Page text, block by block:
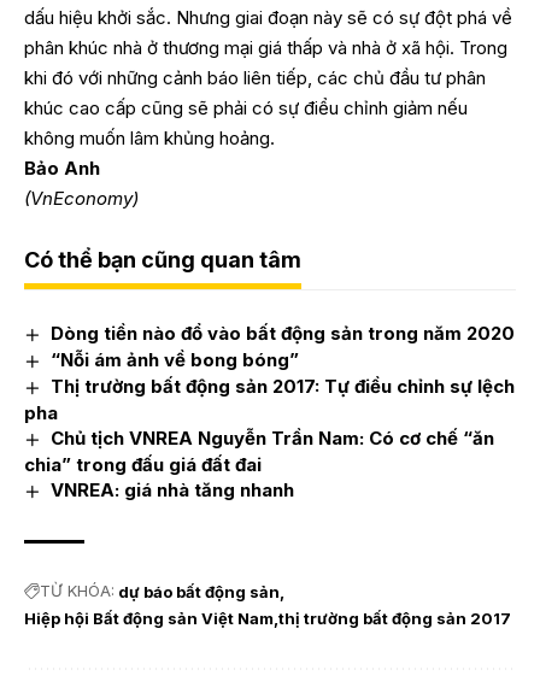
dấu hiệu khởi sắc. Nhưng giai đoạn này sẽ có sự đột phá về
phân khúc nhà ở thương mại giá thấp và nhà ở xã hội. Trong
khi đó với những cảnh báo liên tiếp, các chủ đầu tư phân
khúc cao cấp cũng sẽ phải có sự điểu chỉnh giảm nếu
không muốn lâm khủng hoảng.
Bảo Anh
(VnEconomy)
Có thể bạn cũng quan tâm
Dòng tiền nào đổ vào bất động sản trong năm 2020
“Nỗi ám ảnh về bong bóng”
Thị trường bất động sản 2017: Tự điều chỉnh sự lệch
pha
Chủ tịch VNREA Nguyễn Trần Nam: Có cơ chế “ăn
chia” trong đấu giá đất đai
VNREA: giá nhà tăng nhanh
TỪ KHÓA: dự báo bất động sản
Hiệp hội Bất động sản Việt Nam thị trường bất động sản 2017